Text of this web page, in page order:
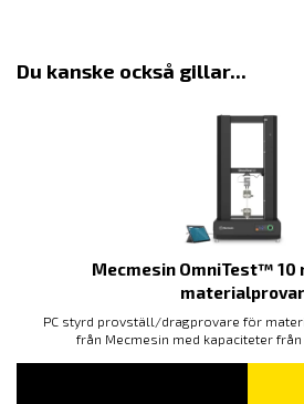
Du kanske också gillar...
Mecmesin OmniTest™
PC styrd provställ/dragprovare för
från Mecmesin med kapaciteter från